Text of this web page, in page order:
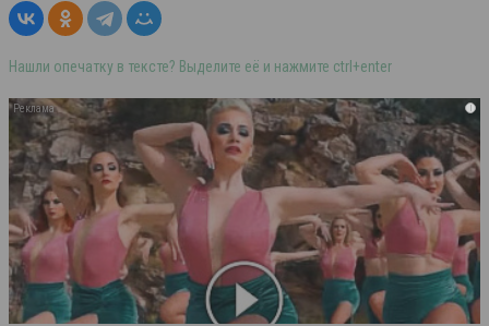
Нашли опечатку в тексте? Выделите её и нажмите ctrl+enter
i